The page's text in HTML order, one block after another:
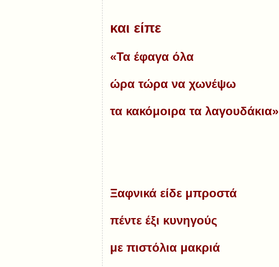
και είπε
«Τα έφαγα όλα
ώρα τώρα να χωνέψω
τα κακόμοιρα τα λαγουδάκια»
Ξαφνικά είδε μπροστά
πέντε έξι κυνηγούς
με πιστόλια μακριά